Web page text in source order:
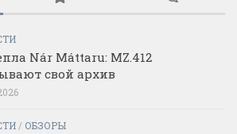
Nár Máttaru: MZ.412
свой архив
/ ОБЗОРЫ